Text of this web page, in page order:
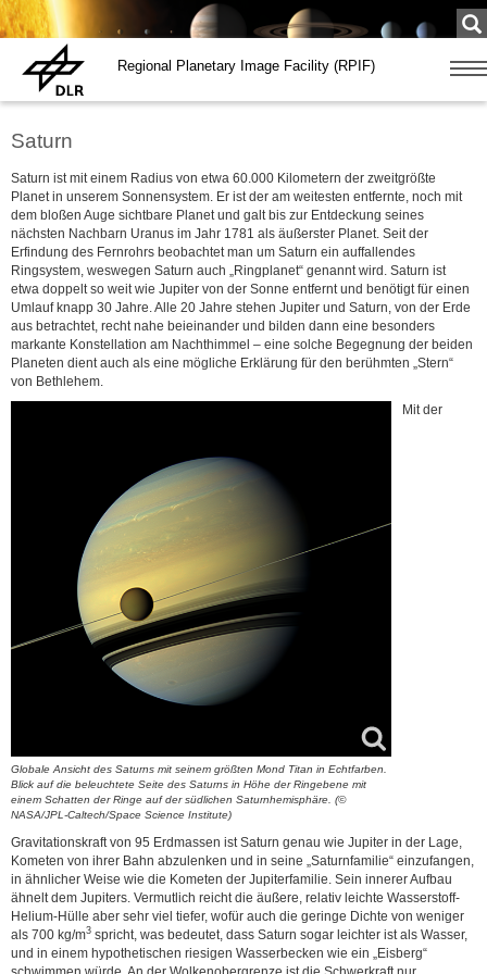
Regional Planetary Image Facility (RPIF)
Zeige
Saturn
Saturn ist mit einem Radius von etwa 60.000 Kilometern der zweitgrößte
Planet in unserem Sonnensystem. Er ist der am weitesten entfernte, noch mit
dem bloßen Auge sichtbare Planet und galt bis zur Entdeckung seines
nächsten Nachbarn Uranus im Jahr 1781 als äußerster Planet. Seit der
Erfindung des Fernrohrs beobachtet man um Saturn ein auffallendes
Ringsystem, weswegen Saturn auch „Ringplanet“ genannt wird. Saturn ist
etwa doppelt so weit wie Jupiter von der Sonne entfernt und benötigt für einen
Umlauf knapp 30 Jahre. Alle 20 Jahre stehen Jupiter und Saturn, von der Erde
aus betrachtet, recht nahe beieinander und bilden dann eine besonders
markante Konstellation am Nachthimmel – eine solche Begegnung der beiden
Planeten dient auch als eine mögliche Erklärung für den berühmten „Stern“
von Bethlehem.
Globale Ansicht des Saturns mit seinem größten Mond Titan in Echtfarben.
Blick auf die beleuchtete Seite des Saturns in Höhe der Ringebene mit
einem Schatten der Ringe auf der südlichen Saturnhemisphäre. (©
NASA/JPL-Caltech/Space Science Institute)
Mit der
Gravitationskraft von 95 Erdmassen ist Saturn genau wie Jupiter in der Lage,
Kometen von ihrer Bahn abzulenken und in seine „Saturnfamilie“ einzufangen,
in ähnlicher Weise wie die Kometen der Jupiterfamilie. Sein innerer Aufbau
ähnelt dem Jupiters. Vermutlich reicht die äußere, relativ leichte Wasserstoff-
Helium-Hülle aber sehr viel tiefer, wofür auch die geringe Dichte von weniger
als 700 kg/m3 spricht, was bedeutet, dass Saturn sogar leichter ist als Wasser,
und in einem hypothetischen riesigen Wasserbecken wie ein „Eisberg“